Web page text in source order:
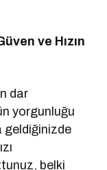
ve Hızın
dar
yorgunluğu
geldiğinizde
belki